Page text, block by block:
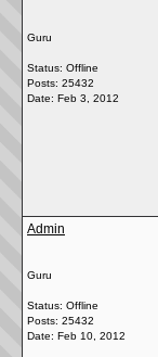
Guru
Status: Offline
Posts: 25432
Date: Feb 3, 2012
Admin
Guru
Status: Offline
Posts: 25432
Date: Feb 10, 2012